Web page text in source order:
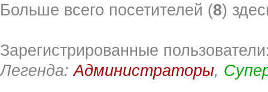
Больше всего посетителей (8)
Зарегистрированные
Легенда:Администраторы,